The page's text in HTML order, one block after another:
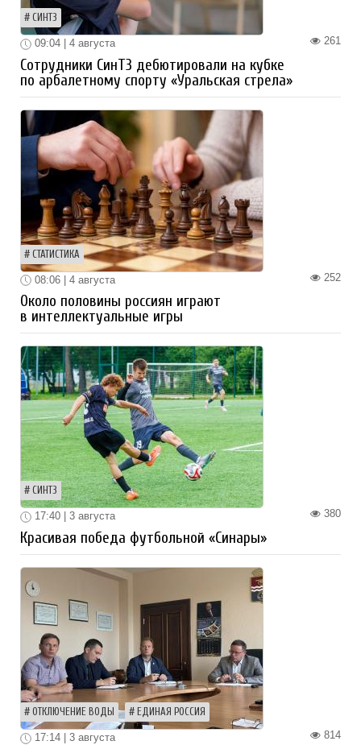
СИНТЗ
261
09:04 | 4 августа
Сотрудники СинТЗ дебютировали на кубке
по арбалетному спорту «Уральская стрела»
СТАТИСТИКА
252
08:06 | 4 августа
Около половины россиян играют
в интеллектуальные игры
СИНТЗ
380
17:40 | 3 августа
Красивая победа футбольной «Синары»
ОТКЛЮЧЕНИЕ ВОДЫ ЕДИНАЯ РОССИЯ
814
17:14 | 3 августа